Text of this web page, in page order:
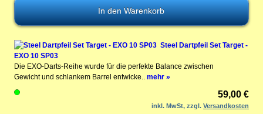
Steel Dartpfeil Set Target -
EXO 10 SP03
Die EXO-Darts-Reihe wurde für die perfekte Balance zwischen
Gewicht und schlankem Barrel entwicke.. mehr »
59,00 €
inkl. MwSt, zzgl.Versandkosten